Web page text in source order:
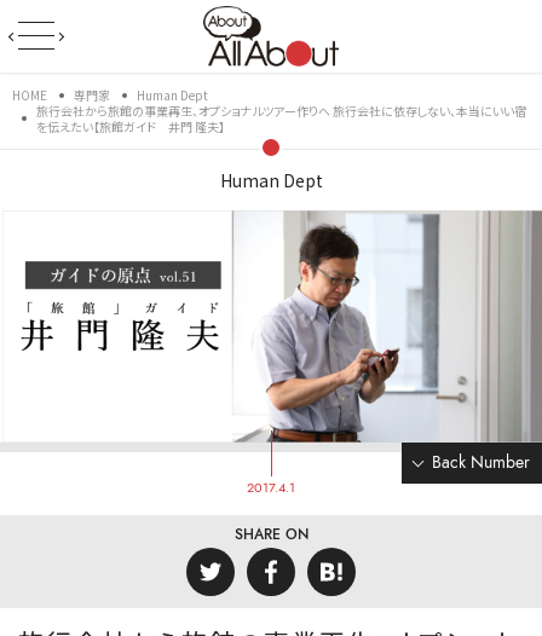
HOME 専門家
Human Dept
旅行会社から旅館の事業再生、オプショナルツアー作りへ 旅行会社に依存しない、本当にいい宿
を伝えたい【旅館ガイド 井門 隆夫】
Human Dept
Back Number
2017.4.1
SHARE ON